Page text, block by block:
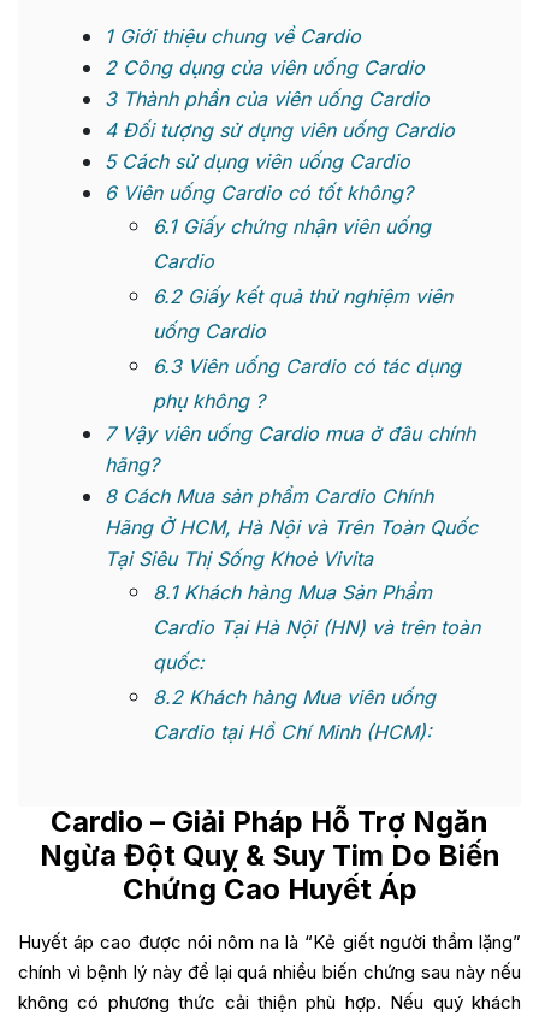
1Giới thiệu chung về Cardio
2Công dụng của viên uống Cardio
3Thành phần của viên uống Cardio
4Đối tượng sử dụng viên uống Cardio
5Cách sử dụng viên uống Cardio
6Viên uống Cardio có tốt không?
6.1Giấy chứng nhận viên uống
Cardio
6.2Giấy kết quả thử nghiệm viên
uống Cardio
6.3Viên uống Cardio có tác dụng
phụ không ?
7Vậy viên uống Cardio mua ở đâu chính
hãng?
8Cách Mua sản phẩm Cardio Chính
Hãng Ở HCM, Hà Nội và Trên Toàn Quốc
Tại Siêu Thị Sống Khoẻ Vivita
8.1Khách hàng Mua Sản Phẩm
Cardio Tại Hà Nội (HN) và trên toàn
quốc:
8.2Khách hàng Mua viên uống
Cardio tại Hồ Chí Minh (HCM):
Cardio – Giải Pháp Hỗ Trợ Ngăn
Ngừa Đột Quỵ & Suy Tim Do Biến
Chứng Cao Huyết Áp
Huyết áp cao được nói nôm na là “Kẻ giết người thầm lặng”
chính vì bệnh lý này để lại quá nhiều biến chứng sau này nếu
không có phương thức cải thiện phù hợp. Nếu quý khách